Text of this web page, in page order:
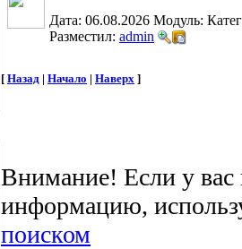
Дата: 06.08.2026 Модуль:
Разместил: admin
[ Назад | Начало | Наверх ]
Внимание! Если у
информацию,
поиском